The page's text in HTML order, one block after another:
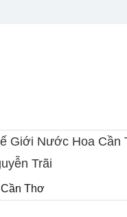
Giới Nước Hoa Cần
Trãi
Cần Thơ